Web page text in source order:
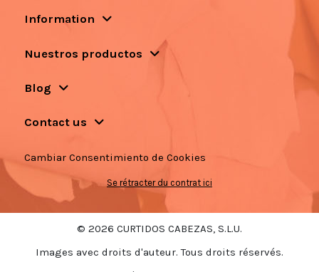
Information
Nuestros productos
Blog
Contact us
Cambiar Consentimiento de Cookies
Se rétracter du contrat ici
© 2026 CURTIDOS CABEZAS, S.L.U.
Images avec droits d'auteur. Tous droits réservés.